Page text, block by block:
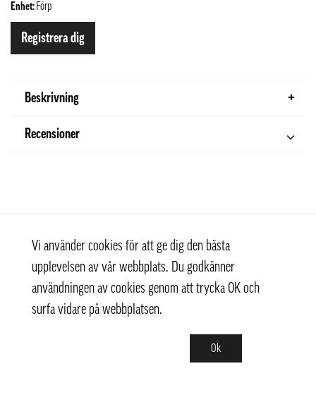
Enhet: Förp
Registrera dig
Beskrivning
Recensioner
Vi använder cookies för att ge dig den bästa
upplevelsen av vår webbplats. Du godkänner
användningen av cookies genom att trycka OK och
surfa vidare på webbplatsen.
Ok